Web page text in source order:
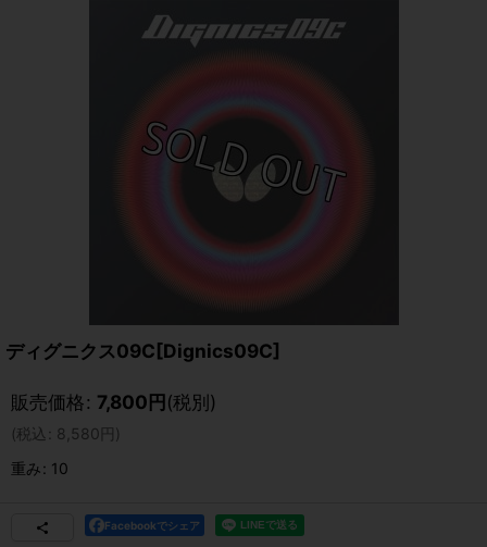
ディグニクス09C[Dignics09C]
販売価格: 7,800 円 (税別)
(税込 : 8,580円 )
重み: 10
Facebookでシェア